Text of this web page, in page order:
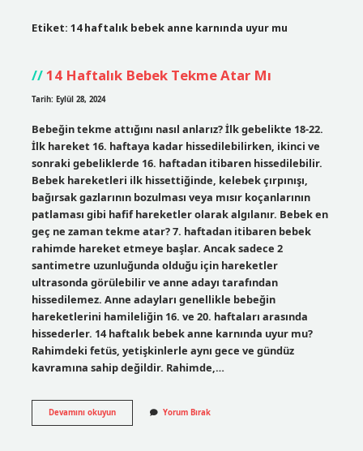
Etiket: 14 haftalık bebek anne karnında uyur mu
14 Haftalık Bebek Tekme Atar Mı
Tarih: Eylül 28, 2024
Bebeğin tekme attığını nasıl anlarız? İlk gebelikte 18-22.
İlk hareket 16. haftaya kadar hissedilebilirken, ikinci ve
sonraki gebeliklerde 16. haftadan itibaren hissedilebilir.
Bebek hareketleri ilk hissettiğinde, kelebek çırpınışı,
bağırsak gazlarının bozulması veya mısır koçanlarının
patlaması gibi hafif hareketler olarak algılanır. Bebek en
geç ne zaman tekme atar? 7. haftadan itibaren bebek
rahimde hareket etmeye başlar. Ancak sadece 2
santimetre uzunluğunda olduğu için hareketler
ultrasonda görülebilir ve anne adayı tarafından
hissedilemez. Anne adayları genellikle bebeğin
hareketlerini hamileliğin 16. ve 20. haftaları arasında
hissederler. 14 haftalık bebek anne karnında uyur mu?
Rahimdeki fetüs, yetişkinlerle aynı gece ve gündüz
kavramına sahip değildir. Rahimde,…
Devamını okuyun14
Haftalık
Yorum Bırak